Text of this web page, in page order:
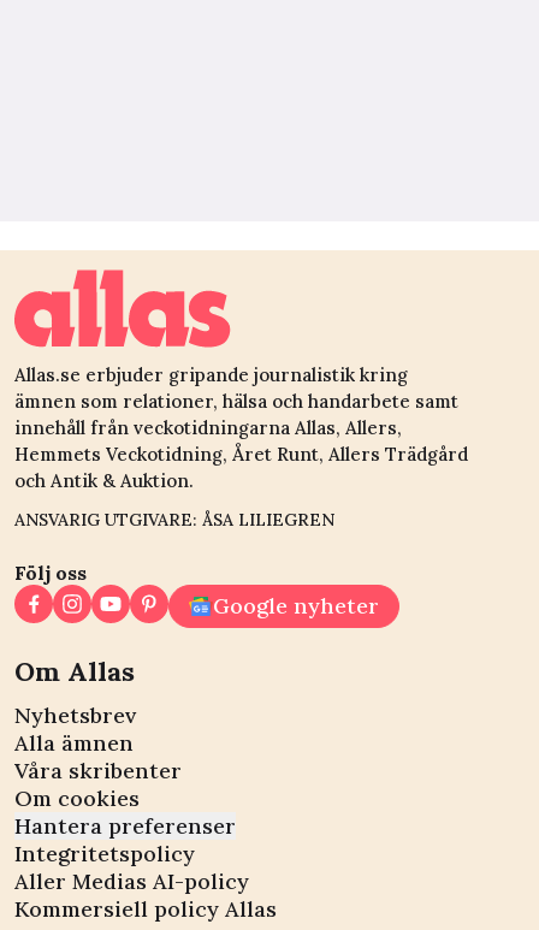
Allas.se erbjuder gripande journalistik kring
ämnen som relationer, hälsa och handarbete samt
innehåll från veckotidningarna Allas, Allers,
Hemmets Veckotidning, Året Runt, Allers Trädgård
och Antik & Auktion.
ANSVARIG UTGIVARE: ÅSA LILIEGREN
Följ oss
Google nyheter
Om Allas
Nyhetsbrev
Alla ämnen
Våra skribenter
Om cookies
Hantera preferenser
Integritetspolicy
Aller Medias AI-policy
Kommersiell policy Allas